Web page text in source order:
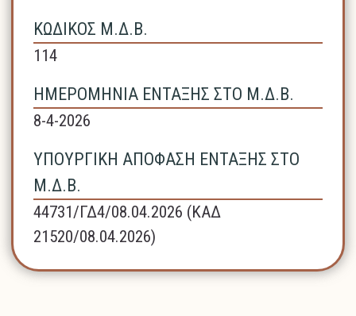
ΚΩΔΙΚΟΣ Μ.Δ.Β.
114
ΗΜΕΡΟΜΗΝΙΑ ΕΝΤΑΞΗΣ ΣΤΟ Μ.Δ.Β.
8-4-2026
ΥΠΟΥΡΓΙΚΗ ΑΠΟΦΑΣΗ ΕΝΤΑΞΗΣ ΣΤΟ
Μ.Δ.Β.
44731/ΓΔ4/08.04.2026 (ΚΑΔ
21520/08.04.2026)